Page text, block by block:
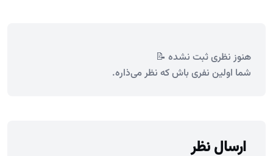
هنوز نظری ثبت نشده 📝
شما اولین نفری باش که نظر می‌ذاره.
ارسال نظر